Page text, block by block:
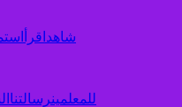
شاهد اقرأ
للمعلمينرسالتنا